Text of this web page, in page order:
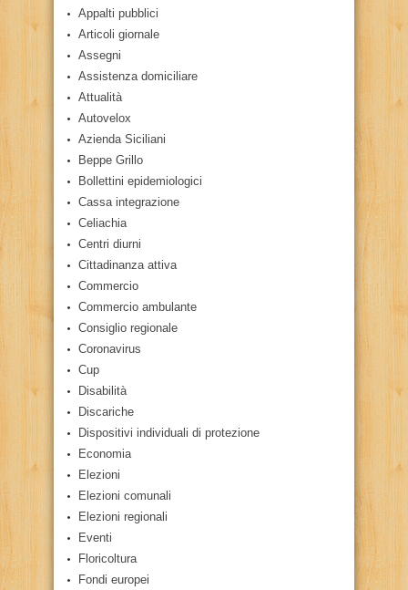
Appalti pubblici
Articoli giornale
Assegni
Assistenza domiciliare
Attualità
Autovelox
Azienda Siciliani
Beppe Grillo
Bollettini epidemiologici
Cassa integrazione
Celiachia
Centri diurni
Cittadinanza attiva
Commercio
Commercio ambulante
Consiglio regionale
Coronavirus
Cup
Disabilità
Discariche
Dispositivi individuali di protezione
Economia
Elezioni
Elezioni comunali
Elezioni regionali
Eventi
Floricoltura
Fondi europei